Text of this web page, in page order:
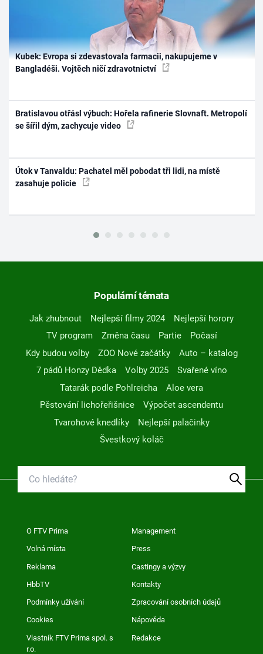
Kubek: Evropa si zdevastovala farmacii, nakupujeme v
Bangladéši. Vojtěch ničí zdravotnictví
Bratislavou otřásl výbuch: Hořela rafinerie Slovnaft. Metropolí
se šířil dým, zachycuje video
Útok v Tanvaldu: Pachatel měl pobodat tři lidi, na místě
zasahuje policie
Populární témata
Jak zhubnout Nejlepší filmy 2024
Nejlepší horory
TV program
Změna času Partie
Počasí
Kdy budou volby
ZOO Nové začátky
Auto – katalog
7 pádů Honzy Dědka
Volby 2025
Svařené víno
Tatarák podle Pohlreicha
Aloe vera
Pěstování lichořeřišnice
Výpočet ascendentu
Tvarohové knedlíky
Nejlepší palačinky
Švestkový koláč
O FTV Prima Management
Volná místa Press
Reklama Castingy a výzvy
HbbTV Kontakty
Podmínky užívání Zpracování osobních údajů
Cookies Nápověda
Vlastník FTV Prima spol. s
r.o.
Redakce